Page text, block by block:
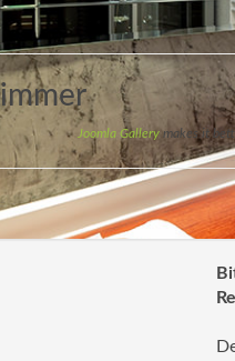
Joomla Gallerymakes it